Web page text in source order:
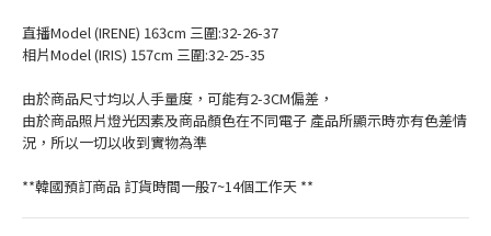
直播Model (IRENE) 163cm 三圍:32-26-37
相片Model (IRIS) 157cm 三圍:32-25-35
由於商品尺寸均以人手量度，可能有2-3CM偏差，
由於商品照片燈光因素及商品顏色在不同電子 產品所顯示時亦有色差情
況，所以一切以收到實物為準
**韓國預訂商品 訂貨時間一般7~14個工作天 **